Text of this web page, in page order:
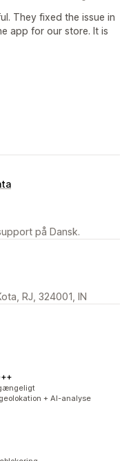
They fixed the issue in
app for our store. It is
på Dansk.
RJ, 324001, IN
+ AI-analyse